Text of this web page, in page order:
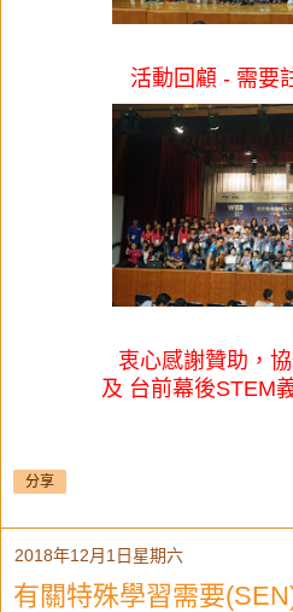
活動回顧 - 需要
衷心感謝贊助 ，
及 台前幕後STEM
分享
2018年12月1日星期六
有關特殊學習需要